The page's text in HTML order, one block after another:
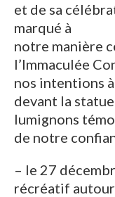
et de sa
marqué à
notre manière
l’Immaculée
nos intentions
devant la
lumignons
de notre
– le 27
récréatif autour